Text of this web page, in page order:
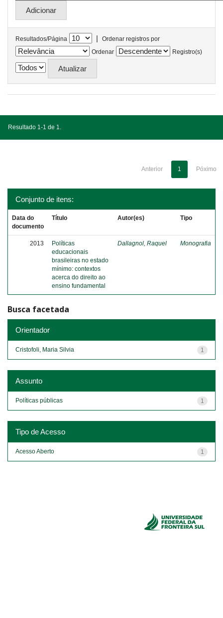
Resultados/Página |
Ordenar registros por
Ordenar
Registro(s)
Resultado 1-1 de 1.
Anterior 1 Póximo
Conjunto de itens:
Data do
documento
Título Autor(es) Tipo
2013
Políticas
educacionais
brasileiras no estado
mínimo: contextos
acerca do direito ao
ensino fundamental
Dallagnol, Raquel Monografia
Busca facetada
Orientador
1
Cristofoli, Maria Silvia
Assunto
1
Políticas públicas
Tipo de Acesso
1
Acesso Aberto